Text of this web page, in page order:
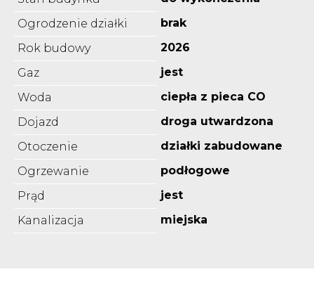
Ogrodzenie działki
brak
Rok budowy
2026
Gaz
jest
Woda
ciepła z pieca CO
Dojazd
droga utwardzona
Otoczenie
działki zabudowane
Ogrzewanie
podłogowe
Prąd
jest
Kanalizacja
miejska